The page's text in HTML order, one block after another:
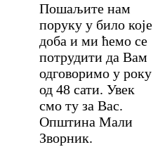
Пошаљите нам
поруку у било које
доба и ми ћемо се
потрудити да Вам
одговоримо у року
од 48 сати. Увек
смо ту за Вас.
Општина Мали
Зворник.